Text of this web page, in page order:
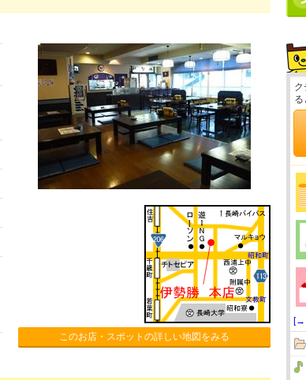
このお店・スポットの詳しい地図をみる
ク
る
[→